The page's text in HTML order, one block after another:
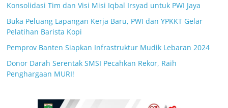
Konsolidasi Tim dan Visi Misi Iqbal Irsyad untuk PWI Jaya
Buka Peluang Lapangan Kerja Baru, PWI dan YPKKT Gelar
Pelatihan Barista Kopi
Pemprov Banten Siapkan Infrastruktur Mudik Lebaran 2024
Donor Darah Serentak SMSI Pecahkan Rekor, Raih
Penghargaan MURI!